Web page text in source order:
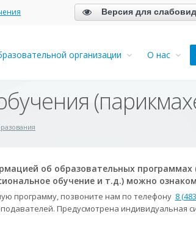
Версия для
организации О нас
об образовательных
обучение и т.д.) можно
программу, позвоните нам по телефону 8
Предусмотрена индивидуальная